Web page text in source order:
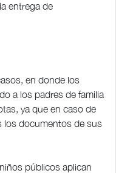
entrega de
en donde los
a los padres de familia
ya que en caso de
los documentos de sus
públicos aplican